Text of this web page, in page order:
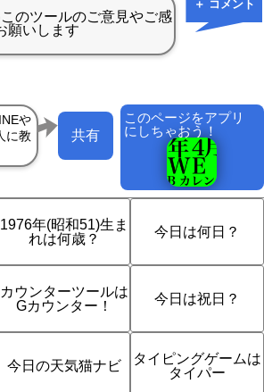
＋ コメント
このページをアプリ
にしちゃおう！
共有
1976年(昭和51)生ま
れは何歳？
今日は何日？
カウンターツールは
Gカウンター！
今日は祝日？
今日の天気猫ナビ
タイピングゲームは
タイパー